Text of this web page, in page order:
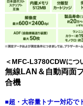
＜MFC-L3780CDWにつ
無線LAN＆自動両面
合機
■超・大容量トナー対応で